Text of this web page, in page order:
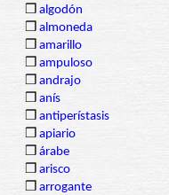
❒ algodón
❒ almoneda
❒ amarillo
❒ ampuloso
❒ andrajo
❒ anís
❒ antiperístasis
❒ apiario
❒ árabe
❒ arisco
❒ arrogante